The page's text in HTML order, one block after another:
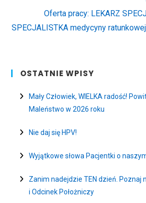
Oferta pracy: LEKARZ
SPECJALISTKA medycyny
OSTATNIE WPISY
Mały Człowiek, WIELKA radość!
Maleństwo w 2026 roku
Nie daj się HPV!
Wyjątkowe słowa Pacjentki o
Zanim nadejdzie TEN dzień. Poznaj
i Odcinek Położniczy